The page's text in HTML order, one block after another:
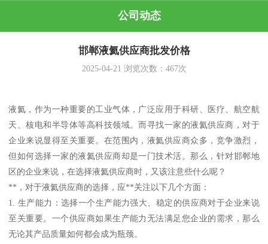
公司动态
邯郸液氦供应商批发价格
2025-04-21 浏览次数： 467次
液氦，作为一种重要的工业气体，广泛应用于科研、医疗、航空航
天、核电和半导体等高科技领域。而寻找一家的液氦供应商，对于
企业来说显得至关重要。在范围内，液氦供应商众多，竞争激烈，
但如何选择一家的液氦供应商却是一门技术活。那么，针对邯郸地
区的企业来说，在选择液氦供应商时，又该注意些什么呢？
**，对于液氦供应商的选择，应**关注以下几个方面：
1. 生产能力：选择一个生产能力强大、稳定的供应商对于企业来说
至关重要。一个供应商如果生产能力无法满足您企业的需求，那么
无论其产品质量如何都会成为瓶颈。